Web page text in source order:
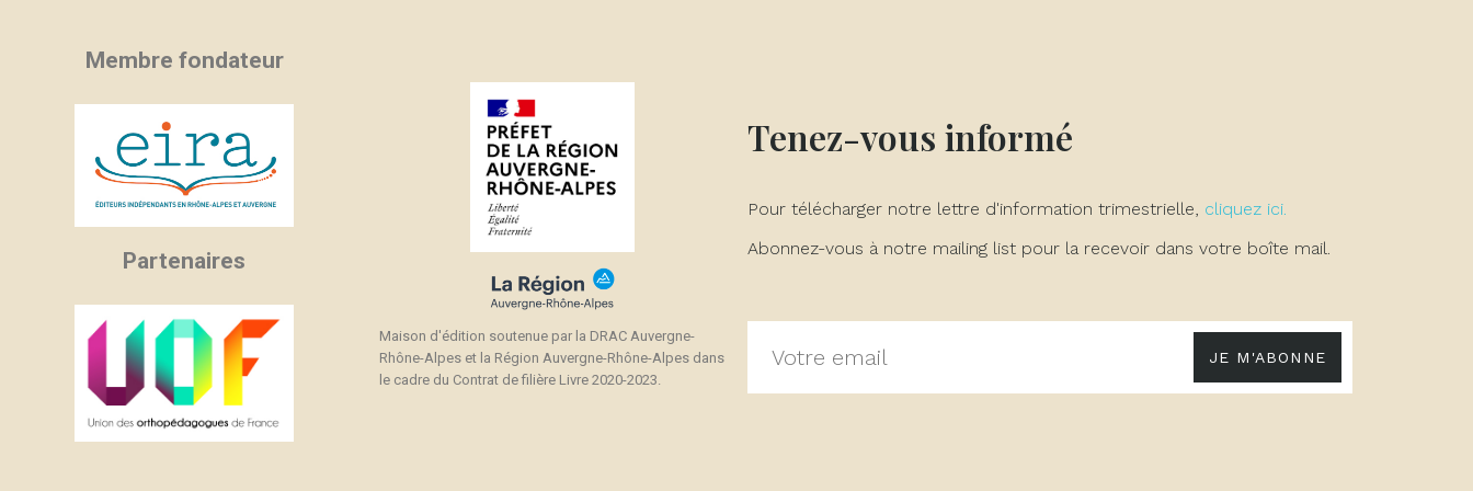
Membre fondateur
Partenaires
Maison d'édition soutenue par la DRAC Auvergne-
Rhône-Alpes et la Région Auvergne-Rhône-Alpes dans
le cadre du Contrat de filière Livre 2020-2023.
Tenez-vous informé
Pour télécharger notre lettre d'information trimestrielle, cliquez ici.
Abonnez-vous à notre mailing list pour la recevoir dans votre boîte mail.
JE M'ABONNE